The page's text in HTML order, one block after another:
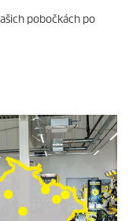
pobočkách po